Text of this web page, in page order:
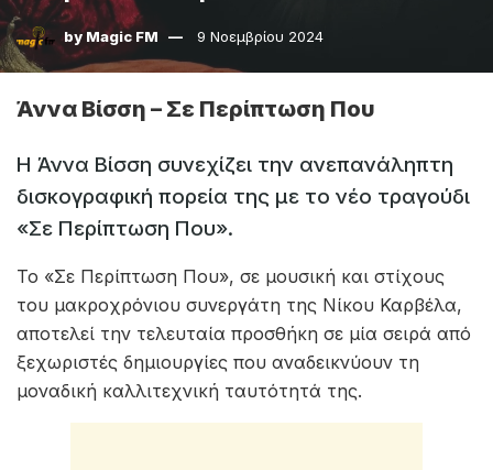
by Magic FM 9 Νοεμβρίου 2024
Άννα Βίσση – Σε Περίπτωση Που
Η Άννα Βίσση συνεχίζει την ανεπανάληπτη
δισκογραφική πορεία της με το νέο τραγούδι
«Σε Περίπτωση Που».
Το «Σε Περίπτωση Που», σε μουσική και στίχους
του μακροχρόνιου συνεργάτη της Νίκου Καρβέλα,
αποτελεί την τελευταία προσθήκη σε μία σειρά από
ξεχωριστές δημιουργίες που αναδεικνύουν τη
μοναδική καλλιτεχνική ταυτότητά της.